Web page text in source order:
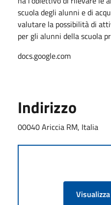
scuola degli alunni e di
valutare la possibilità di
per gli alunni della scuola
docs.google.com
Indirizzo
00040 Ariccia RM, Italia